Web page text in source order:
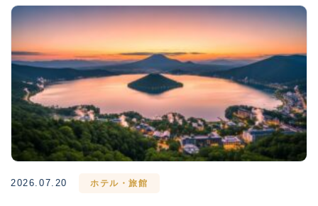
2026.07.20 ホテル・旅館